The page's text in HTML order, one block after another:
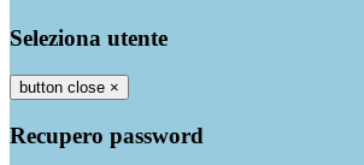
Seleziona utente
button close ×
Recupero password